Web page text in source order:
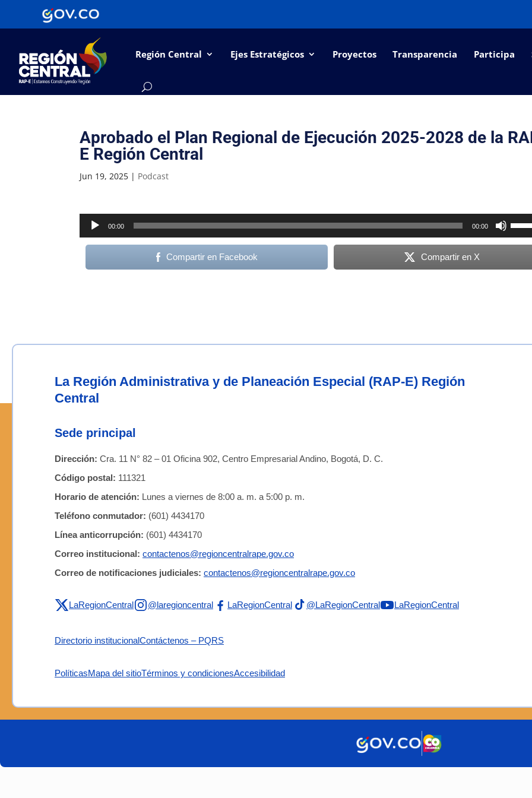
Región Central Ejes Estratégicos Proyectos Transparencia Participa
Aprobado el Plan Regional de Ejecución 2025-2028 de la
E Región Central
Jun 19, 2025 | Podcast
Reproductor
de
audio
00:00 00:00
las
Compartir en Facebook Compartir en X
La Región Administrativa y de Planeación Especial (RAP-E) Región
Central
Sede principal
Dirección: Cra. 11 N° 82 – 01 Oficina 902, Centro Empresarial Andino, Bogotá, D. C.
Código postal: 111321
Horario de atención: Lunes a viernes de 8:00 a. m. a 5:00 p. m.
Teléfono conmutador: (601) 4434170
Línea anticorrupción: (601) 4434170
Correo institucional: contactenos@regioncentralrape.gov.co
Correo de notificaciones judiciales: contactenos@regioncentralrape.gov.co
LaRegionCentral @laregioncentral LaRegionCentral @LaRegionCentral LaRegionCentral
Directorio institucionalContáctenos – PQRS
PolíticasMapa del sitioTérminos y condicionesAccesibilidad